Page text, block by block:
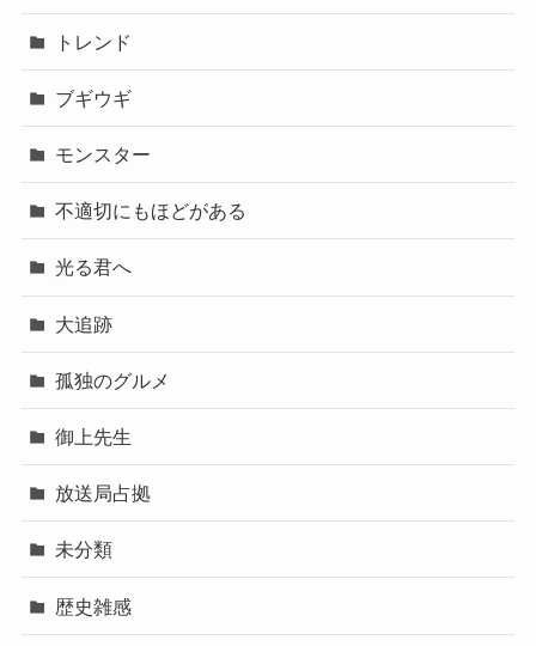
トレンド
ブギウギ
モンスター
不適切にもほどがある
光る君へ
大追跡
孤独のグルメ
御上先生
放送局占拠
未分類
歴史雑感